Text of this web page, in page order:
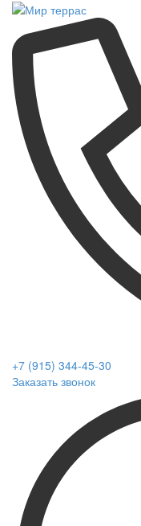
+7 (915) 344-45-30
Заказать звонок